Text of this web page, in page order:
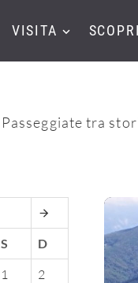
VISITA SCOPRI
Passeggiate tra
S D
1
2